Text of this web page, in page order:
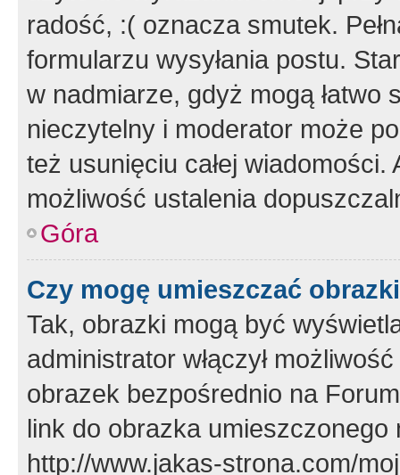
radość, :( oznacza smutek.
formularzu wysyłania postu.
w nadmiarze, gdyż mogą
nieczytelny i moderator może
też usunięciu całej
możliwość ustalenia
Góra
Czy mogę umieszczać
Tak, obrazki mogą być
administrator włączył
obrazek bezpośrednio na
link do obrazka
http://www.jakas-strona.com/